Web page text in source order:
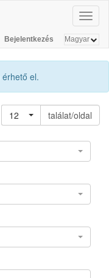
Bejelentkezés
érhető el.
12
találat/oldal